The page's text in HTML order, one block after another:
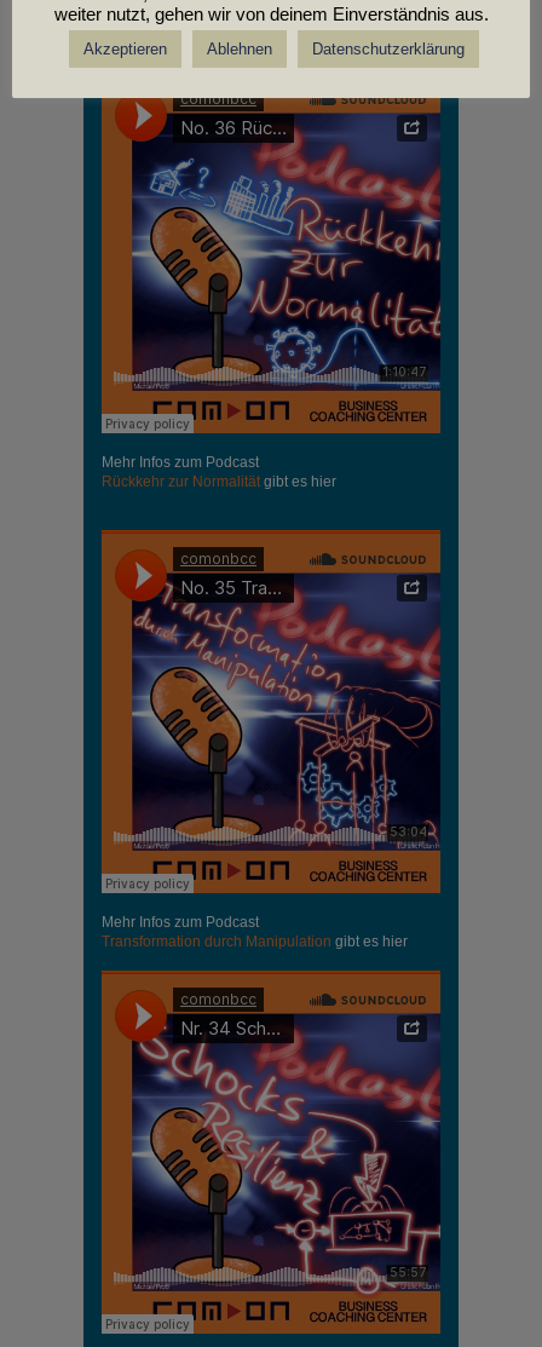
PODCASTS
Mehr Infos zum Podcast
Rückkehr zur Normalitätgibt es hier
Mehr Infos zum Podcast
Transformation durch Manipulation gibt es hier
weiter nutzt, gehen wir von deinem Einverständnis aus.
Akzeptieren Ablehnen Datenschutzerklärung